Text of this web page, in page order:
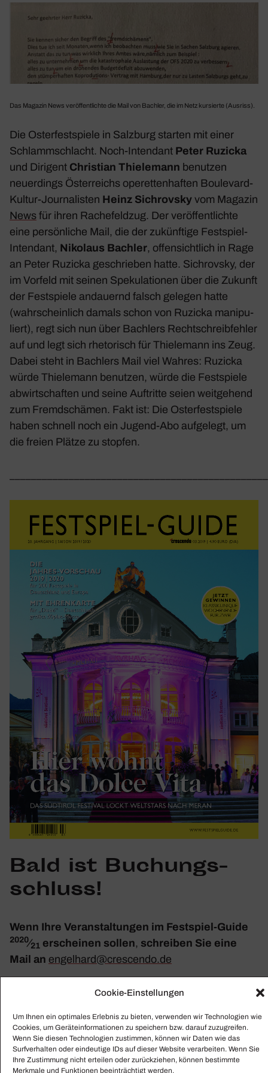
Cookie-Einstellungen
Um Ihnen ein optimales Erlebnis zu bieten, verwenden wir Technologien wie
Cookies, um Geräteinformationen zu speichern bzw. darauf zuzugreifen.
Wenn Sie diesen Technologien zustimmen, können wir Daten wie das
Surfverhalten oder eindeutige IDs auf dieser Website verarbeiten. Wenn Sie
Ihre Zustimmung nicht erteilen oder zurückziehen, können bestimmte
Merkmale und Funktionen beeinträchtigt werden.
Das Magazin News veröf­fent­lichte die Mail von Bachler, die im Netz kursierte (Ausriss).
Die Oster­fest­spiele in Salz­burg starten mit einer
Schlamm­schlacht. Noch-Inten­dant Peter Ruzicka
und Diri­gent Chris­tian Thie­le­mann benutzen
neuer­dings Öster­reichs operet­ten­haften Boule­vard-
Kultur-Jour­na­listen Heinz Sichrovsky vom Magazin
News für ihren Rache­feldzug. Der veröf­fent­lichte
eine persön­liche Mail, die der zukünf­tige Fest­spiel-
Inten­dant, Niko­laus Bachler, offen­sicht­lich in Rage
an Peter Ruzicka geschrieben hatte. Sichrovsky, der
im Vorfeld mit seinen Speku­la­tionen über die Zukunft
der Fest­spiele andau­ernd falsch gelegen hatte
(wahr­schein­lich damals schon von Ruzicka mani­pu­
liert), regt sich nun über Bach­lers Recht­schreib­fehler
auf und legt sich rheto­risch für Thie­le­mann ins Zeug.
Dabei steht in Bach­lers Mail viel Wahres: Ruzicka
würde Thie­le­mann benutzen, würde die Fest­spiele
abwirt­schaften und seine Auftritte seien weit­ge­hend
zum Fremd­schämen. Fakt ist: Die Oster­fest­spiele
haben schnell noch ein Jugend-Abo aufge­legt, um
die freien Plätze zu stopfen.
Bald ist Buchungs­
schluss!
Wenn Ihre Veran­stal­tungen im Fest­spiel-Guide
2020⁄21 erscheinen sollen, schreiben Sie eine
Mail an engelhard@​crescendo.​de
FEYHEIT FÜR DIE SEMPER­OPER
Er und seine Machen­schaften haben uns an dieser